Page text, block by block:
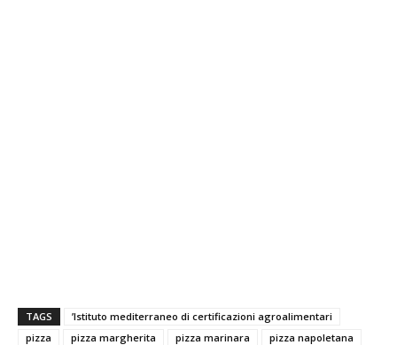
TAGS
’Istituto mediterraneo di certificazioni agroalimentari
pizza
pizza margherita pizza marinara
pizza napoletana